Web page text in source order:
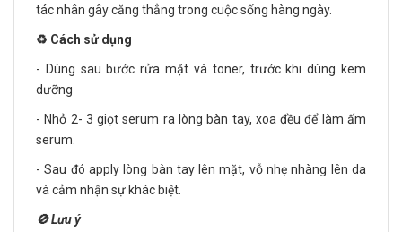
tác nhân gây căng thẳng trong cuộc sống hàng ngày.
♻️ Cách sử dụng
- Dùng sau bước rửa mặt và toner, trước khi dùng kem
dưỡng
- Nhỏ 2- 3 giọt serum ra lòng bàn tay, xoa đều để làm ấm
serum.
- Sau đó apply lòng bàn tay lên mặt, vỗ nhẹ nhàng lên da
và cảm nhận sự khác biệt.
🚫 Lưu ý